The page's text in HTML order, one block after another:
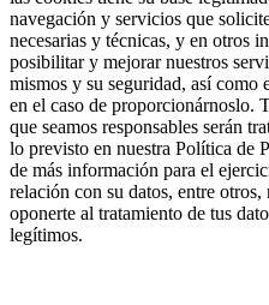
navegación y servicios que
necesarias y técnicas, y en otros
posibilitar y mejorar nuestros
mismos y su seguridad, así como
en el caso de proporcionárnoslo.
que seamos responsables serán
lo previsto en nuestra Política de
de más información para el
relación con su datos, entre
oponerte al tratamiento de tus
legítimos.